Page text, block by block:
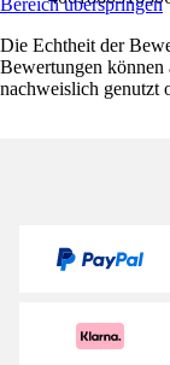
Bereich überspringen
Die Echtheit der
Bewertungen können
nachweislich genutzt